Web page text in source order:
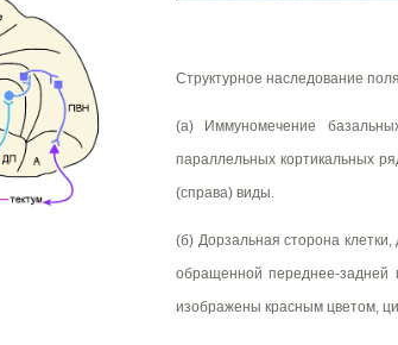
Структурное наследование
(а) Иммуномечение
параллельных кортикальных
(справа) виды.
(б) Дорзальная сторона
обращенной переднее-задней
изображены красным цветом,